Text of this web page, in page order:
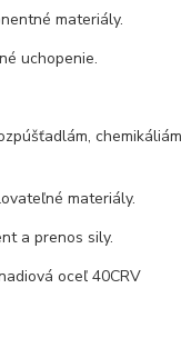
materiály.
uchopenie.
materiály.
a prenos sily.
oceľ 40CRV